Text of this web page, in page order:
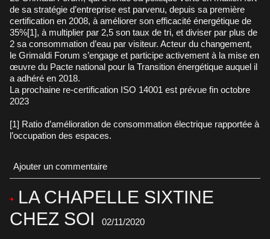
de sa stratégie d’entreprise est parvenu, depuis sa première
certification en 2008, à améliorer son efficacité énergétique de
35%[1], à multiplier par 2,5 son taux de tri, et diviser par plus de
2 sa consommation d’eau par visiteur. Acteur du changement,
le Grimaldi Forum s’engage et participe activement à la mise en
œuvre du Pacte national pour la Transition énergétique auquel il
a adhéré en 2018.
La prochaine re-certification ISO 14001 est prévue fin octobre
2023
[1] Ratio d’amélioration de consommation électrique rapportée à
l’occupation des espaces.
Ajouter un commentaire
LA CHAPELLE SIXTINE
CHEZ SOI
02/11/2020